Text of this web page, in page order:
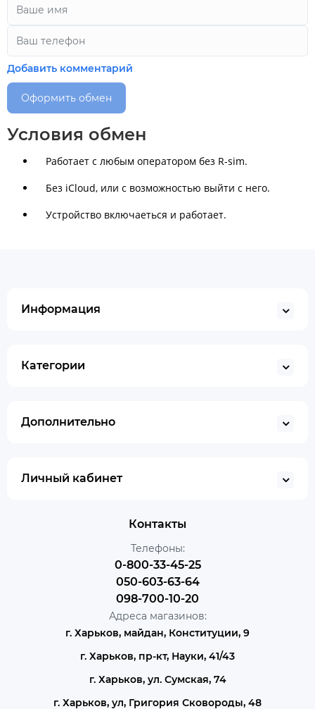
Добавить комментарий
Оформить обмен
Условия обмен
Работает с любым оператором без R-sim.
Без iСloud, или с возможностью выйти с него.
Устройство включаеться и работает.
Информация
Категории
Дополнительно
Личный кабинет
Контакты
Телефоны:
0-800-33-45-25
050-603-63-64
098-700-10-20
Адреса магазинов:
г. Харьков, майдан, Конституции, 9
г. Харьков, пр-кт, Науки, 41/43
г. Харьков, ул. Сумская, 74
г. Харьков, ул, Григория Сковороды, 48